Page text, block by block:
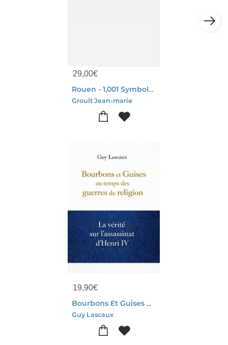
29,00€
Rouen - 1,001 Symbols And 39 Notable Monuments
Groult Jean-marie
19,90€
Bourbons Et Guises Au Temps Des Guerres De Religion : La Verite Sur L'assassinat D'henri Iv
Guy Lascaux